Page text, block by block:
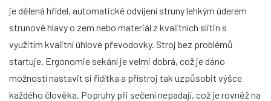
je dělená hřídel, automatické odvíjení struny lehkým úderem
strunové hlavy o zem nebo materiál z kvalitních slitin s
využitím kvalitní úhlové převodovky. Stroj bez problémů
startuje. Ergonomie sekání je velmi dobrá, což je dáno
možností nastavit si řídítka a přístroj tak uzpůsobit výšce
každého člověka. Popruhy při sečení nepadají, což je rovněž na